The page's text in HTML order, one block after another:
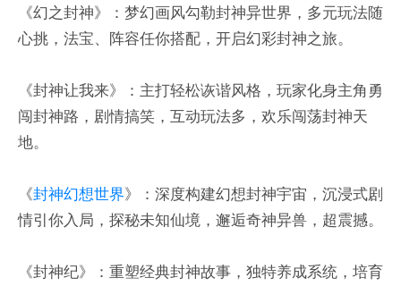
《幻之封神》：梦幻画风勾勒封神异世界，多元玩法随
心挑，法宝、阵容任你搭配，开启幻彩封神之旅。
《封神让我来》：主打轻松诙谐风格，玩家化身主角勇
闯封神路，剧情搞笑，互动玩法多，欢乐闯荡封神天
地。
《封神幻想世界》：深度构建幻想封神宇宙，沉浸式剧
情引你入局，探秘未知仙境，邂逅奇神异兽，超震撼。
《封神纪》：重塑经典封神故事，独特养成系统，培育